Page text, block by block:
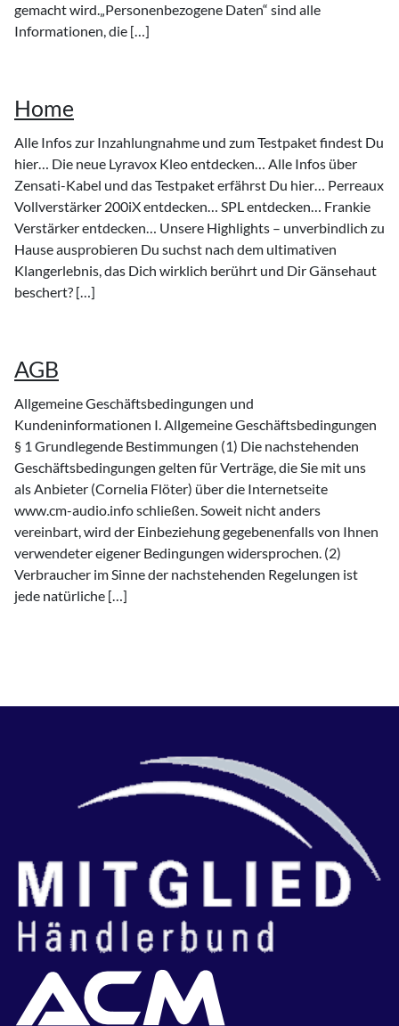
gemacht wird.„Personenbezogene Daten“ sind alle
Informationen, die […]
Home
Alle Infos zur Inzahlungnahme und zum Testpaket findest Du
hier… Die neue Lyravox Kleo entdecken… Alle Infos über
Zensati-Kabel und das Testpaket erfährst Du hier… Perreaux
Vollverstärker 200iX entdecken… SPL entdecken… Frankie
Verstärker entdecken… Unsere Highlights – unverbindlich zu
Hause ausprobieren Du suchst nach dem ultimativen
Klangerlebnis, das Dich wirklich berührt und Dir Gänsehaut
beschert? […]
AGB
Allgemeine Geschäftsbedingungen und
Kundeninformationen I. Allgemeine Geschäftsbedingungen
§ 1 Grundlegende Bestimmungen (1) Die nachstehenden
Geschäftsbedingungen gelten für Verträge, die Sie mit uns
als Anbieter (Cornelia Flöter) über die Internetseite
www.cm-audio.info schließen. Soweit nicht anders
vereinbart, wird der Einbeziehung gegebenenfalls von Ihnen
verwendeter eigener Bedingungen widersprochen. (2)
Verbraucher im Sinne der nachstehenden Regelungen ist
jede natürliche […]